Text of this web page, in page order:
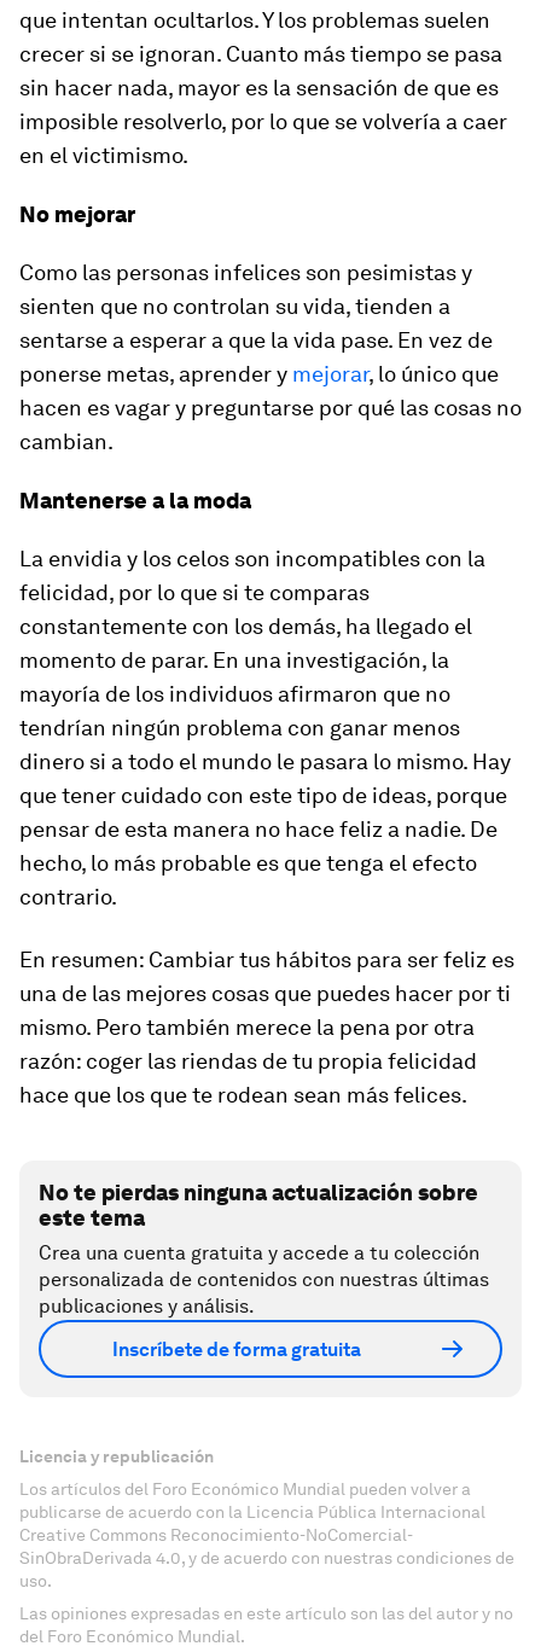
que intentan ocultarlos. Y los problemas suelen
crecer si se ignoran. Cuanto más tiempo se pasa
sin hacer nada, mayor es la sensación de que es
imposible resolverlo, por lo que se volvería a caer
en el victimismo.
No mejorar
Como las personas infelices son pesimistas y
sienten que no controlan su vida, tienden a
sentarse a esperar a que la vida pase. En vez de
ponerse metas, aprender y mejorar, lo único que
hacen es vagar y preguntarse por qué las cosas no
cambian.
Mantenerse a la moda
La envidia y los celos son incompatibles con la
felicidad, por lo que si te comparas
constantemente con los demás, ha llegado el
momento de parar. En una investigación, la
mayoría de los individuos afirmaron que no
tendrían ningún problema con ganar menos
dinero si a todo el mundo le pasara lo mismo. Hay
que tener cuidado con este tipo de ideas, porque
pensar de esta manera no hace feliz a nadie. De
hecho, lo más probable es que tenga el efecto
contrario.
En resumen: Cambiar tus hábitos para ser feliz es
una de las mejores cosas que puedes hacer por ti
mismo. Pero también merece la pena por otra
razón: coger las riendas de tu propia felicidad
hace que los que te rodean sean más felices.
No te pierdas ninguna actualización sobre
este tema
Crea una cuenta gratuita y accede a tu colección
personalizada de contenidos con nuestras últimas
publicaciones y análisis.
Inscríbete de forma gratuita
Licencia y republicación
Los artículos del Foro Económico Mundial pueden volver a
publicarse de acuerdo con la Licencia Pública Internacional
Creative Commons Reconocimiento-NoComercial-
SinObraDerivada 4.0, y de acuerdo con nuestras condiciones de
uso.
Las opiniones expresadas en este artículo son las del autor y no
del Foro Económico Mundial.